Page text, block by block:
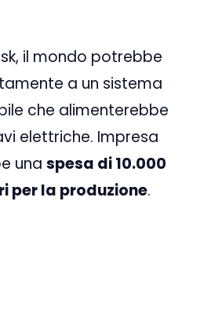
il mondo potrebbe
a un sistema
che alimenterebbe
elettriche. Impresa
una spesa di 10.000
per la produzione.